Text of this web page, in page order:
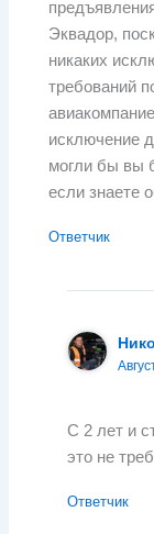
Эквадор,
никаких
требований
исключение
могли бы вы
если знаете
Ответчик
С 2 лет и
это не
Ответчик